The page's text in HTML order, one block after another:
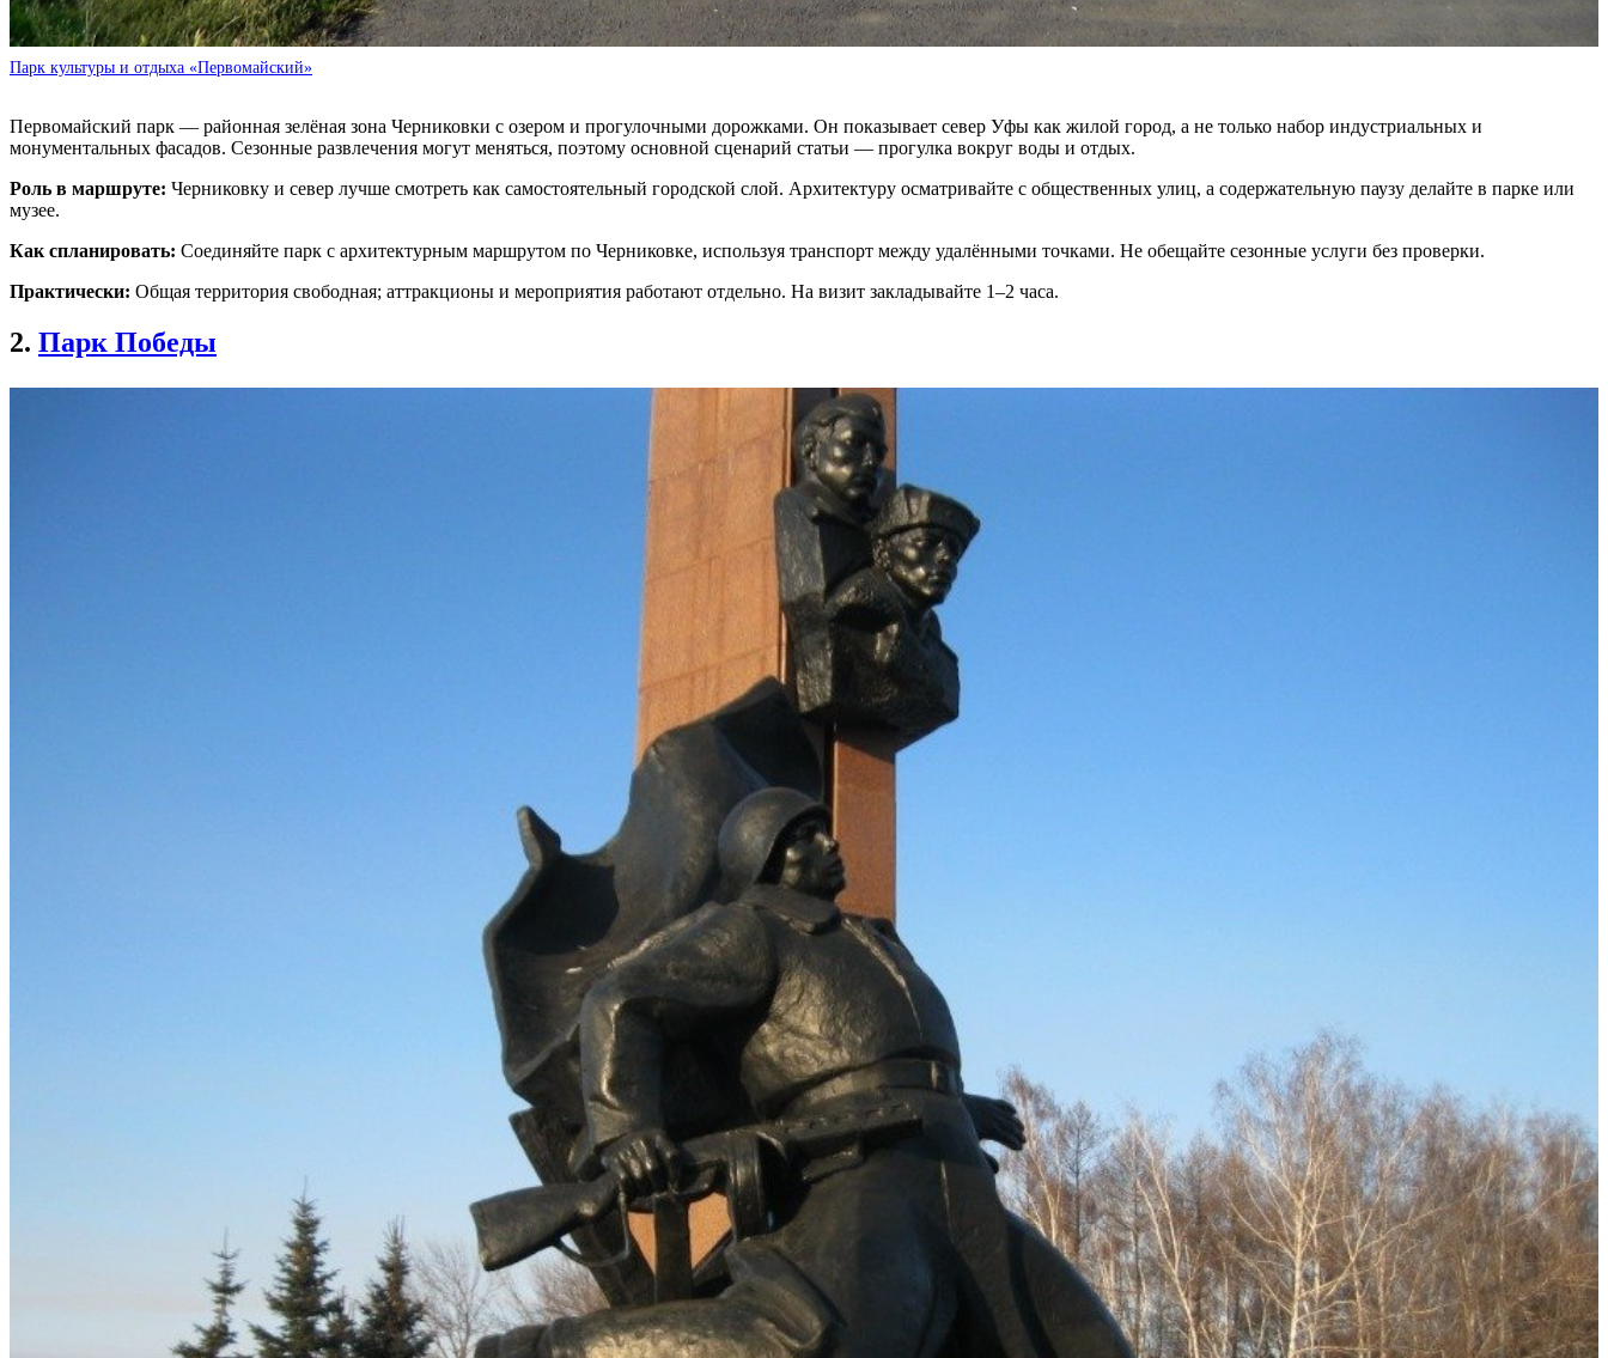
Парк культуры и отдыха «Первомайский»
Первомайский парк — районная зелёная зона Черниковки с озером и прогулочными дорожками. Он показывает север Уфы как жилой город, а не только набор индустриальных и
монументальных фасадов. Сезонные развлечения могут меняться, поэтому основной сценарий статьи — прогулка вокруг воды и отдых.
Роль в маршруте: Черниковку и север лучше смотреть как самостоятельный городской слой. Архитектуру осматривайте с общественных улиц, а содержательную паузу делайте в парке или
музее.
Как спланировать: Соединяйте парк с архитектурным маршрутом по Черниковке, используя транспорт между удалёнными точками. Не обещайте сезонные услуги без проверки.
Практически: Общая территория свободная; аттракционы и мероприятия работают отдельно. На визит закладывайте 1–2 часа.
2. Парк Победы